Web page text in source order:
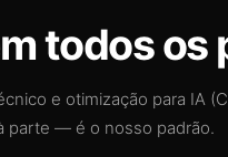
todos os
e otimização para IA
parte — é o nosso padrão.